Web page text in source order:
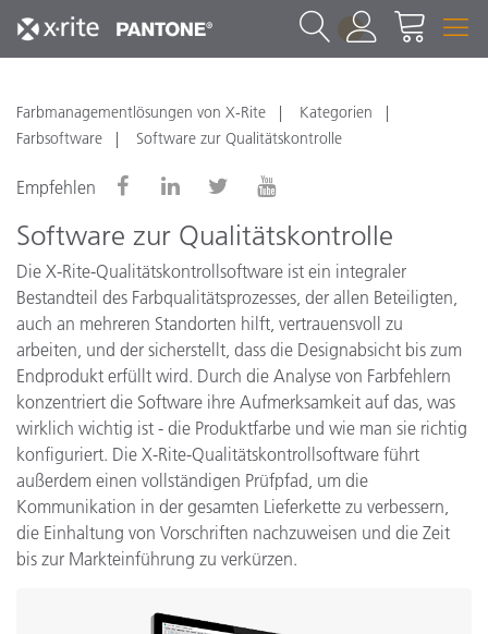
1
Farbmanagementlösungen von X-Rite
Kategorien
Farbsoftware
Software zur Qualitätskontrolle
Empfehlen
Software zur Qualitätskontrolle
Die X-Rite-Qualitätskontrollsoftware ist ein integraler
Bestandteil des Farbqualitätsprozesses, der allen Beteiligten,
auch an mehreren Standorten hilft, vertrauensvoll zu
arbeiten, und der sicherstellt, dass die Designabsicht bis zum
Endprodukt erfüllt wird. Durch die Analyse von Farbfehlern
konzentriert die Software ihre Aufmerksamkeit auf das, was
wirklich wichtig ist - die Produktfarbe und wie man sie richtig
konfiguriert. Die X-Rite-Qualitätskontrollsoftware führt
außerdem einen vollständigen Prüfpfad, um die
Kommunikation in der gesamten Lieferkette zu verbessern,
die Einhaltung von Vorschriften nachzuweisen und die Zeit
bis zur Markteinführung zu verkürzen.